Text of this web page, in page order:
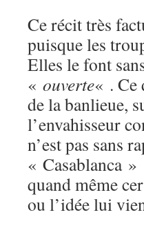
Ce récit très
puisque les
Elles le font
« ouverte« . Ce
de la banlieue,
l’envahisseur
n’est pas sans
« Casablanca
quand même
ou l’idée lui